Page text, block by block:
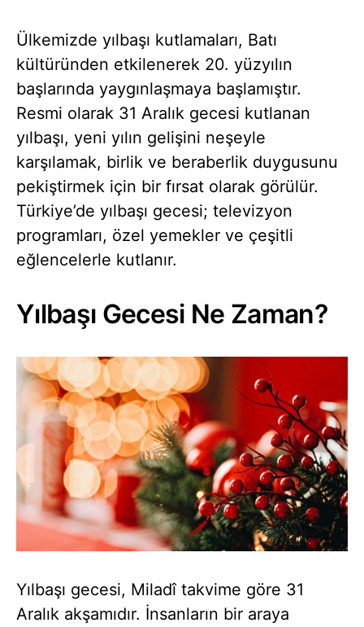
Ülkemizde yılbaşı kutlamaları, Batı
kültüründen etkilenerek 20. yüzyılın
başlarında yaygınlaşmaya başlamıştır.
Resmi olarak 31 Aralık gecesi kutlanan
yılbaşı, yeni yılın gelişini neşeyle
karşılamak, birlik ve beraberlik duygusunu
pekiştirmek için bir fırsat olarak görülür.
Türkiye’de yılbaşı gecesi; televizyon
programları, özel yemekler ve çeşitli
eğlencelerle kutlanır.
Yılbaşı Gecesi Ne Zaman?
Yılbaşı gecesi, Miladî takvime göre 31
Aralık akşamıdır. İnsanların bir araya